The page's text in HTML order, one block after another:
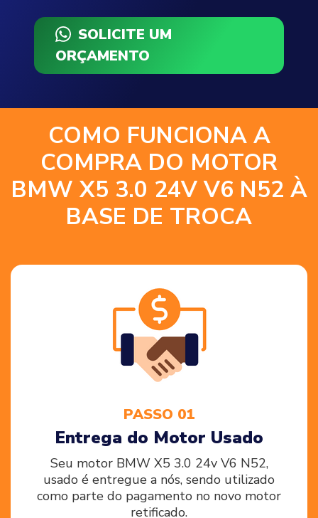
SOLICITE UM
ORÇAMENTO
COMO FUNCIONA A
COMPRA DO MOTOR
BMW X5 3.0 24V V6 N52 À
BASE DE TROCA
PASSO 01
Entrega do Motor Usado
Seu motor BMW X5 3.0 24v V6 N52,
usado é entregue a nós, sendo utilizado
como parte do pagamento no novo motor
retificado.